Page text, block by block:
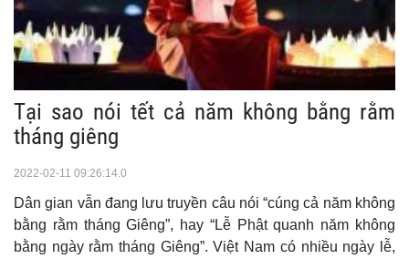
Tại sao nói tết cả năm không bằng rằm
tháng giêng
2022-02-11 09:26:14.0
Dân gian vẫn đang lưu truyền câu nói “cúng cả năm không
bằng rằm tháng Giêng”, hay “Lễ Phật quanh năm không
bằng ngày rằm tháng Giêng”. Việt Nam có nhiều ngày lễ,